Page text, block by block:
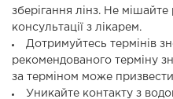
зберігання лінз. Не мішайте
консультації з лікарем.
Дотримуйтесь термінів
рекомендованого терміну
за терміном може
Уникайте контакту з